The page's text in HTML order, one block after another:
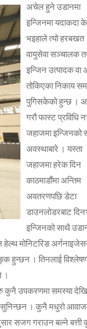
अचेल हुने उडानमा
इन्जिनमा यदाकदा
भइहाले त्यो हरबखत
वायुसेवा सञ्चालक
इन्जिन उत्पादक वा
तोकिएका निकाय
पुगिसकेको हुन्छ ।
गरौ फास्ट प्रविधि
जहाजमा इन्जिनको
अवस्थाबारे । यस्ता
जहाजमा हरेक दिन
काठमाडौंमा अन्तिम
अवतरणपछि डेटा
डाउनलोडरबाट
इन्जिनको साथै
हेल्थ मोनिटरिङ
हुन्छन । तिनलाई
।
कुनै उपकरणमा समस्या
। कुनै मधुरो
सजग गराउन बल्ने बत्ती